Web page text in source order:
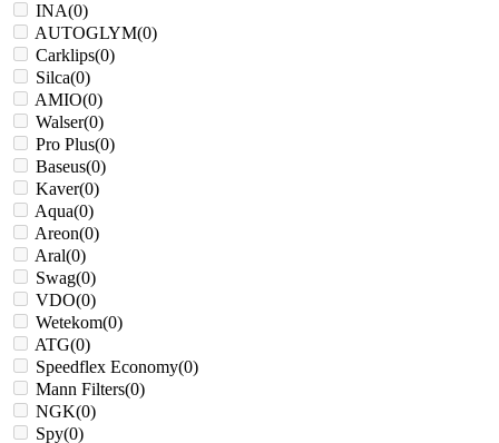
INA(0)
AUTOGLYM(0)
Carklips(0)
Silca(0)
AMIO(0)
Walser(0)
Pro Plus(0)
Baseus(0)
Kaver(0)
Aqua(0)
Areon(0)
Aral(0)
Swag(0)
VDO(0)
Wetekom(0)
ATG(0)
Speedflex Economy(0)
Mann Filters(0)
NGK(0)
Spy(0)